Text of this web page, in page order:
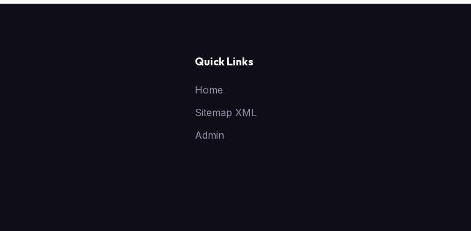
Quick Links
Home
Sitemap XML
Admin